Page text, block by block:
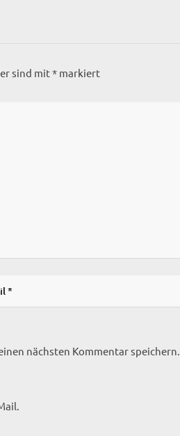
sind mit* markiert
nächsten Kommentar speichern.